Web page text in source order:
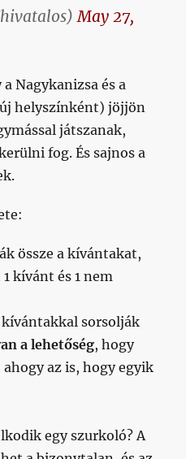
May 27,
Nagykanizsa és a
helyszínként) jöjjön
játszanak,
fog. És sajnos a
össze a kívántakat,
kívánt és 1 nem
sorsolják
a lehetőség, hogy
az is, hogy egyik
egy szurkoló? A